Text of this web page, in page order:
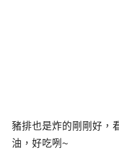
豬排也是炸的剛剛好，
油，好吃咧~